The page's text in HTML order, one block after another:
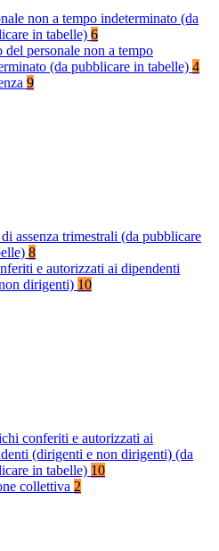
non a tempo indeterminato (da
in tabelle) 6
del personale non a tempo
(da pubblicare in tabelle) 4
9
assenza trimestrali (da pubblicare
8
e autorizzati ai dipendenti
dirigenti) 10
conferiti e autorizzati ai
(dirigenti e non dirigenti) (da
in tabelle) 10
collettiva 2